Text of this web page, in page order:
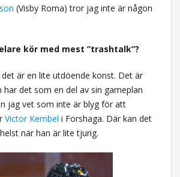
(Visby Roma) tror jag inte är någon
kör med mest ”trashtalk”?
är en lite utdöende konst. Det är
har det som en del av sin gameplan
jag vet som inte är blyg för att
Victor Kembel i Forshaga. Där kan det
när han är lite tjurig.